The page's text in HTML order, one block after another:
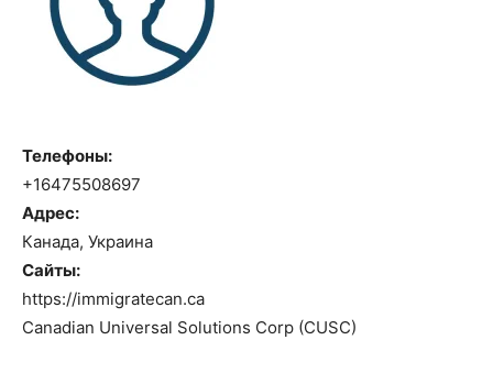
Телефоны:
+16475508697
Адрес:
Канада, Украина
Сайты:
https://immigratecan.ca
Canadian Universal Solutions Corp (CUSC)